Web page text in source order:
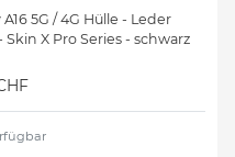
5G / 4G Hülle - Leder
X Pro Series - schwarz